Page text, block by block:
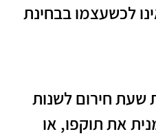
לכשעצמו בבחינת
שעת חירום לשנות
את תוקפו, או